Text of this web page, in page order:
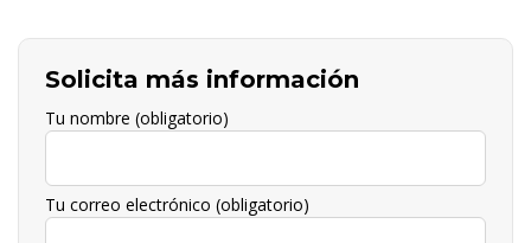
Solicita más información
Tu nombre (obligatorio)
Tu correo electrónico (obligatorio)